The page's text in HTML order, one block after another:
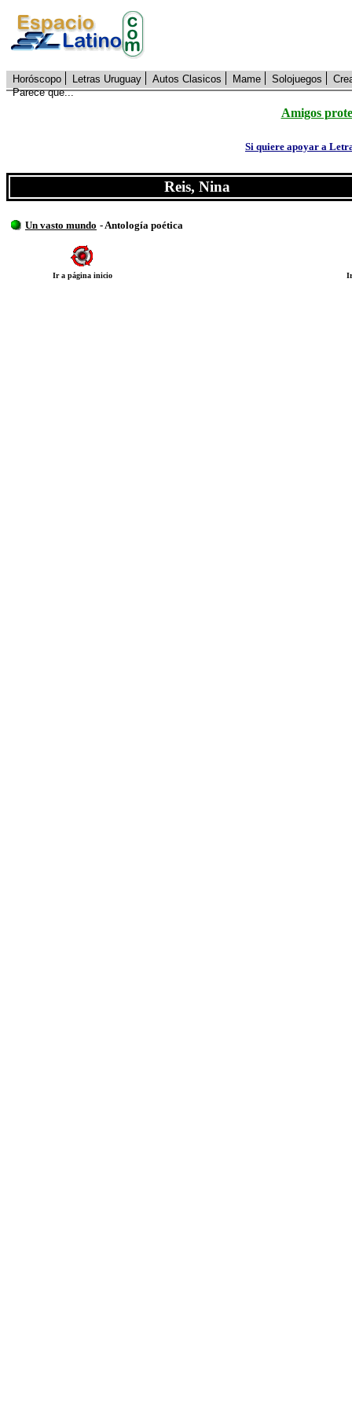
Horóscopo Letras Uruguay Autos Clasicos Mame Solojuegos
Parece que...
Amigos
Si quiere apoyar a
Reis, Nina
Un vasto mundo - Antología poética
Ir a página inicio